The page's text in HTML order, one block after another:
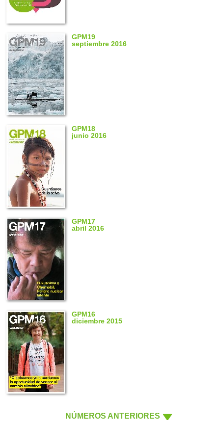
GPM19
septiembre 2016
GPM18
junio 2016
GPM17
abril 2016
GPM16
diciembre 2015
NÚMEROS ANTERIORES